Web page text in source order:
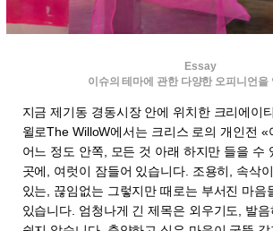
Essay
이슈의 테마에 관한 다양한 오피니언을
지금 제기동 경동시장 안에 위치한 크리에이
윌로The WilloW에서는 크리스 로의 개인전 «
어느 정도 안쪽, 모든 것 아래 하지만 들을 수
곳에, 여럿이 잠들어 있습니다. 조용히, 속삭
있는, 끊임없는 그렇지만 때로는 부서진 마음
있습니다. 엄청나게 긴 제목은 외우기도, 발